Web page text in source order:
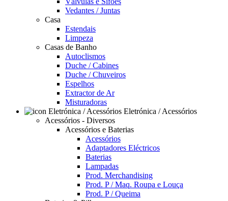
Vedantes / Juntas
Casa
Estendais
Limpeza
Casas de Banho
Autoclismos
Duche / Cabines
Duche / Chuveiros
Espelhos
Extractor de Ar
Misturadoras
Eletrónica / Acessórios
Acessórios - Diversos
Acessórios e Baterias
Acessórios
Adaptadores Eléctricos
Baterias
Lampadas
Prod. Merchandising
Prod. P / Maq. Roupa e Louça
Prod. P / Queima